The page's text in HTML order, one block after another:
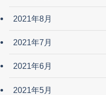
2021年8月
2021年7月
2021年6月
2021年5月